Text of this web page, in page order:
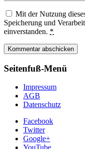
Mit der Nutzung
Speicherung und
einverstanden. *
Seitenfuß-Menü
Impressum
AGB
Datenschutz
Facebook
Twitter
Google+